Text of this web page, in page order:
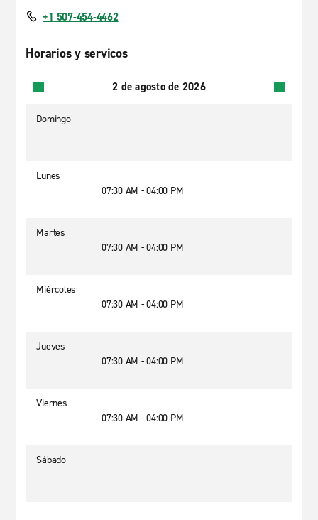
+1 507-454-4462
Horarios y servicos
2 de agosto de 2026
Domingo
-
Lunes
07:30 AM - 04:00 PM
Martes
07:30 AM - 04:00 PM
Miércoles
07:30 AM - 04:00 PM
Jueves
07:30 AM - 04:00 PM
Viernes
07:30 AM - 04:00 PM
Sábado
-